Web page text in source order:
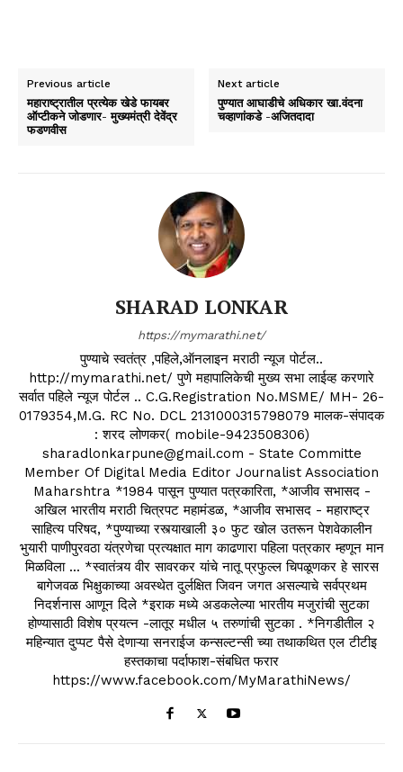
Previous article
महाराष्ट्रातील प्रत्येक खेडे फायबर
ऑप्टीकने जोडणार- मुख्यमंत्री देवेंद्र
फडणवीस
Next article
पुण्यात आघाडीचे अधिकार खा.वंदना
चव्हाणांकडे -अजितदादा
SHARAD LONKAR
https://mymarathi.net/
पुण्याचे स्वतंत्र ,पहिले,ऑनलाइन मराठी न्यूज पोर्टल..
http://mymarathi.net/ पुणे महापालिकेची मुख्य सभा लाईव्ह करणारे
सर्वात पहिले न्यूज पोर्टल .. C.G.Registration No.MSME/ MH- 26-
0179354,M.G. RC No. DCL 2131000315798079 मालक-संपादक
: शरद लोणकर( mobile-9423508306)
sharadlonkarpune@gmail.com - State Committe
Member Of Digital Media Editor Journalist Association
Maharshtra *1984 पासून पुण्यात पत्रकारिता, *आजीव सभासद -
अखिल भारतीय मराठी चित्रपट महामंडळ, *आजीव सभासद - महाराष्ट्र
साहित्य परिषद, *पुण्याच्या रस्त्याखाली ३० फुट खोल उतरून पेशवेकालीन
भुयारी पाणीपुरवठा यंत्रणेचा प्रत्यक्षात माग काढणारा पहिला पत्रकार म्हणून मान
मिळविला ... *स्वातंत्र्य वीर सावरकर यांचे नातू प्रफुल्ल चिपळूणकर हे सारस
बागेजवळ भिक्षुकाच्या अवस्थेत दुर्लक्षित जिवन जगत असल्याचे सर्वप्रथम
निदर्शनास आणून दिले *इराक मध्ये अडकलेल्या भारतीय मजुरांची सुटका
होण्यासाठी विशेष प्रयत्न -लातूर मधील ५ तरुणांची सुटका . *निगडीतील २
महिन्यात दुप्पट पैसे देणाऱ्या सनराईज कन्सल्टन्सी च्या तथाकथित एल टीटीइ
हस्तकाचा पर्दाफाश-संबधित फरार
https://www.facebook.com/MyMarathiNews/